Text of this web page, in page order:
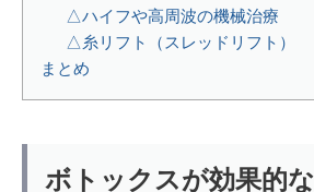
△ハイフや高周波の機械治療
△糸リフト（スレッドリフト）
まとめ
ボトックスが効果的